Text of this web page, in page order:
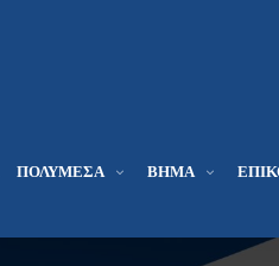
ΠΟΛΥΜΈΣΑ ΒΉΜΑ